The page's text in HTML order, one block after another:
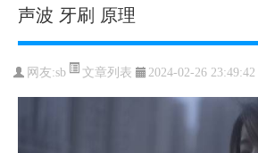
声波 牙刷 原理
网友:sb 文章列表 2024-02-26 23:49:42